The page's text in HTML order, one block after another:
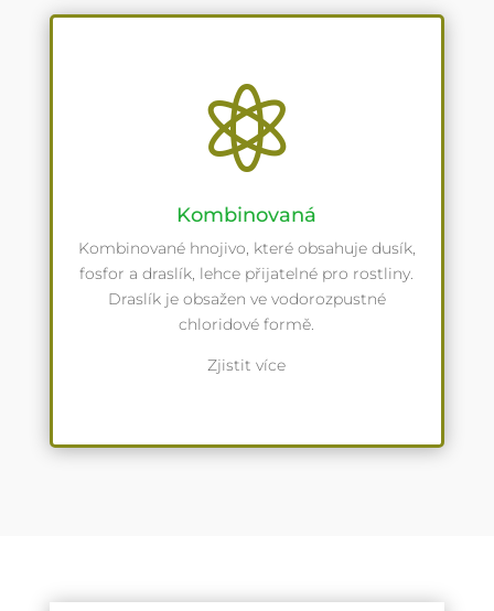

Kombinovaná
Kombinované hnojivo, které obsahuje dusík,
fosfor a draslík, lehce přijatelné pro rostliny.
Draslík je obsažen ve vodorozpustné
chloridové formě.
Zjistit více